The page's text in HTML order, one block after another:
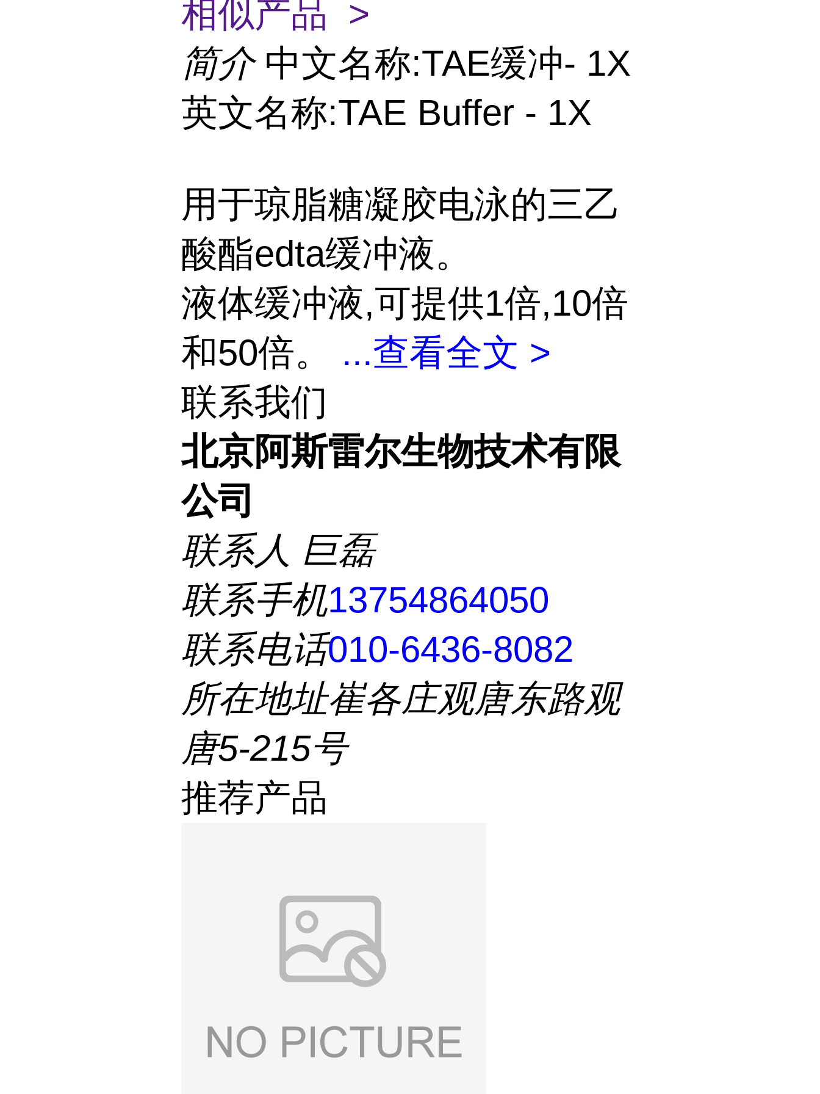
相似产品 >
简介 中文名称:TAE缓冲- 1X
英文名称:TAE Buffer - 1X
用于琼脂糖凝胶电泳的三乙
酸酯edta缓冲液。
液体缓冲液,可提供1倍,10倍
和50倍。 ...查看全文 >
联系我们
北京阿斯雷尔生物技术有限
公司
联系人 巨磊
联系手机13754864050
联系电话010-6436-8082
所在地址崔各庄观唐东路观
唐5-215号
推荐产品